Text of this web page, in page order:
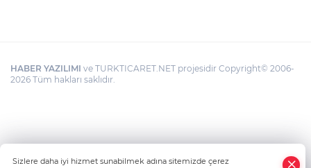
HABER YAZILIMI ve TURKTICARET.NET projesidir Copyright© 2006-
2026 Tüm hakları saklıdır.
Sizlere daha iyi hizmet sunabilmek adına sitemizde çerez